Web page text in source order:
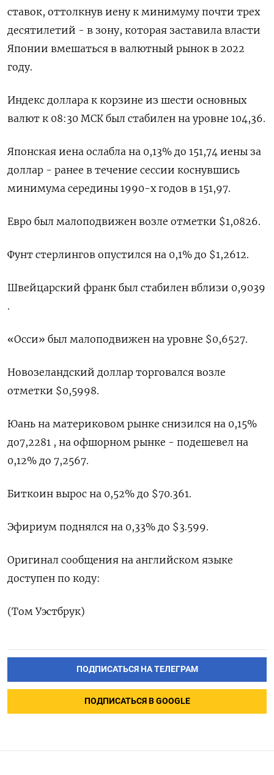
ставок, оттолкнув иену к минимуму почти трех
десятилетий - в зону, которая заставила власти
Японии вмешаться в валютный рынок в 2022
году.
Индекс доллара к корзине из шести основных
валют к 08:30 МСК был стабилен на уровне 104,36​.
Японская иена ослабла на 0,13%​ до 151,74 иены за
доллар - ранее в течение сессии коснувшись
минимума середины 1990-х годов в 151,97.
Евро был малоподвижен возле отметки $1,0826​.
Фунт стерлингов опустился на 0,1% до $1,2612.​
Швейцарский франк был стабилен вблизи 0,9039​
.
«Осси» был малоподвижен на уровне $0,6527​.
Новозеландский доллар торговался возле
отметки $0,5998​.
Юань на материковом рынке снизился на 0,15%
до​ 7,2281​ , на офшорном рынке - подешевел на
0,12% до 7,2567.
Биткоин вырос на 0,52% до $70.361.
Эфириум поднялся на 0,33% до $3.599.
Оригинал сообщения на английском языке
доступен по коду:
(Том Уэстбрук)
ПОДПИСАТЬСЯ НА ТЕЛЕГРАМ
ПОДПИСАТЬСЯ В GOOGLE